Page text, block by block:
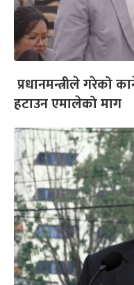
प्रधानमन्त्रीले गरेको
हटाउन एमालेको माग